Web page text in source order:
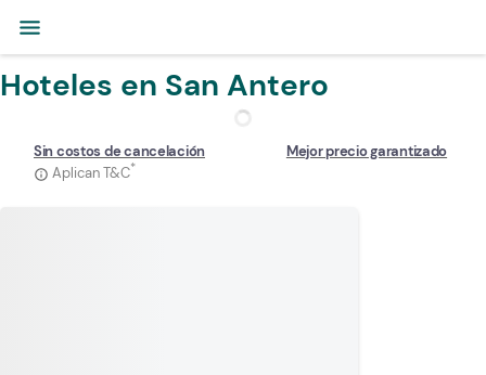
menu
Hoteles en San Antero
Sin costos de cancelación
info_outline Aplican T&C*
Mejor precio garantizado